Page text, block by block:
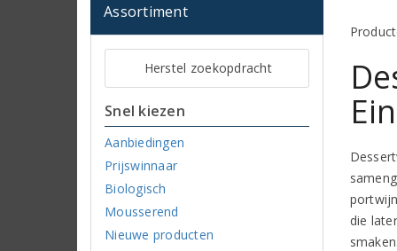
Assortiment
Herstel zoekopdracht
Snel kiezen
Aanbiedingen
Prijswinnaar
Biologisch
Mousserend
Nieuwe producten
die